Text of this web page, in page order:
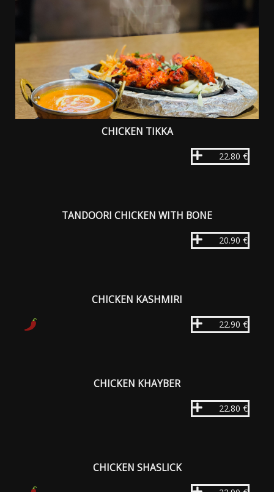
CHICKEN TIKKA
22.80 €
TANDOORI CHICKEN WITH BONE
20.90 €
CHICKEN KASHMIRI
22.90 €
CHICKEN KHAYBER
22.80 €
CHICKEN SHASLICK